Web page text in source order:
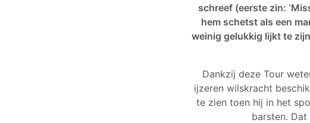
schreef (eerste zin:
hem schetst als een
weinig gelukkig lijkt te
Dankzij deze Tour
ijzeren wilskracht
te zien toen hij in het
barsten.